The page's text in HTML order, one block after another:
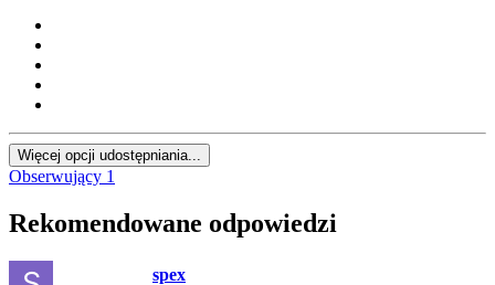
Więcej opcji udostępniania...
Obserwujący 1
Rekomendowane odpowiedzi
spex